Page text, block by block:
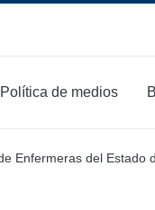
Política de medios
Enfermeras del Estado